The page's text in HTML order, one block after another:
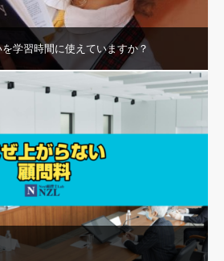
学習時間に使えていますか？